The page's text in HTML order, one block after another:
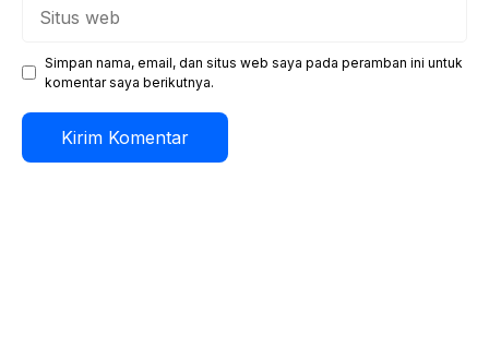
Simpan nama, email, dan situs web saya pada peramban ini untuk
komentar saya berikutnya.